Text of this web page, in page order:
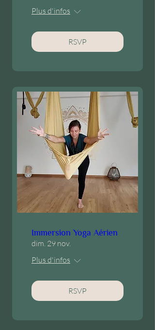
Plus d'infos
RSVP
Immersion Yoga Aérien
dim. 29 nov.
Plus d'infos
RSVP